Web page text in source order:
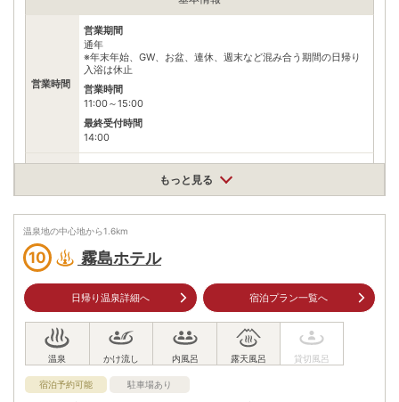
※ 料金情報は税込・税抜表記が混ざっております。正しい金額はご利用前にご
自身でお問合せください。
営業時間
営業期間
通年
※年末年始、GW、お盆、連休、週末など混み合う期間の日帰り
入浴は休止
営業時間
11:00～15:00
最終受付時間
14:00
泉質 単純温泉
アクセス
住所
車
九州自動車道横川ICから県道50号、国道223号を霧島高原方面
へ20km
JR日豊本線霧島神宮駅から鹿児島交通霧島いわさきホテル行き
バスで30分、丸尾下車すぐ
駐車場 無料（100台）
もっと見る
温泉地の中心地から1.6km
10 霧島ホテル
日帰り温泉詳細へ 宿泊プラン一覧へ
宿泊予約可能 駐車場あり